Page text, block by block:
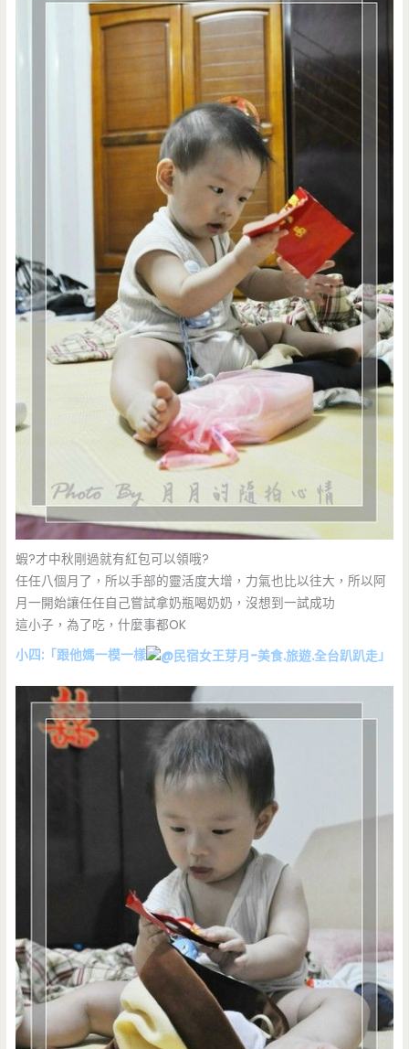
蝦?才中秋剛過就有紅包可以領哦?
任任八個月了，所以手部的靈活度大增，力氣也比以往大，所以阿
月一開始讓任任自己嘗試拿奶瓶喝奶奶，沒想到一試成功
這小子，為了吃，什麼事都OK
小四:「跟他媽一模一樣
」